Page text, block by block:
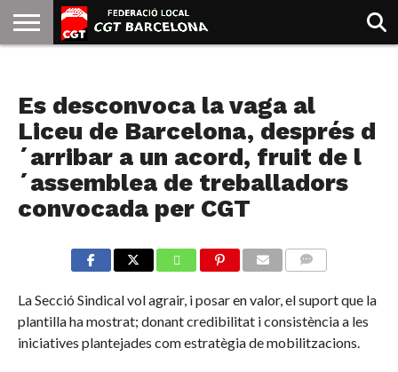
GOLDMAN
Es desconvoca la vaga al
Liceu de Barcelona, després d
´arribar a un acord, fruit de l
´assemblea de treballadors
convocada per CGT
La Secció Sindical vol agrair, i posar en valor, el suport que la
plantilla ha mostrat; donant credibilitat i consistència a les
iniciatives plantejades com estratègia de mobilitzacions.